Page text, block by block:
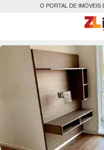
O PORTAL DE IMÓVEIS